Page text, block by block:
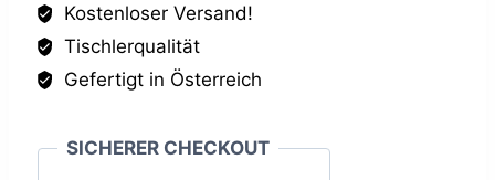
25mm
Menge
Kostenloser Versand!
Tischlerqualität
Gefertigt in Österreich
SICHERER CHECKOUT